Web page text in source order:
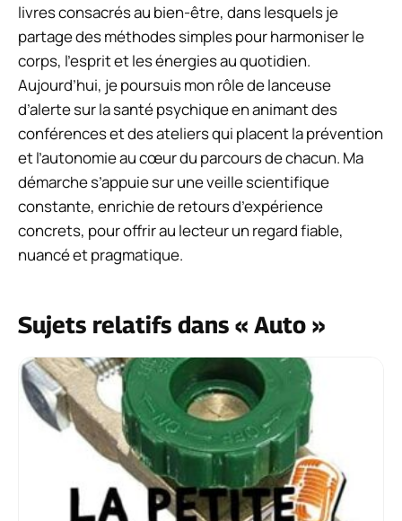
livres consacrés au bien-être, dans lesquels je
partage des méthodes simples pour harmoniser le
corps, l’esprit et les énergies au quotidien.
Aujourd’hui, je poursuis mon rôle de lanceuse
d’alerte sur la santé psychique en animant des
conférences et des ateliers qui placent la prévention
et l’autonomie au cœur du parcours de chacun. Ma
démarche s’appuie sur une veille scientifique
constante, enrichie de retours d’expérience
concrets, pour offrir au lecteur un regard fiable,
nuancé et pragmatique.
Sujets relatifs dans « Auto »